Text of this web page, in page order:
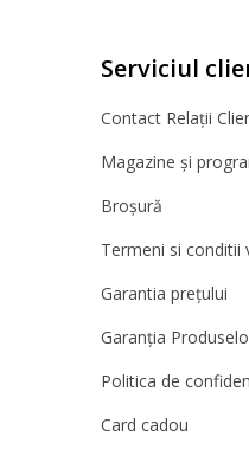
Serviciul
Contact Relații
Magazine și
Broșură
Termeni si conditii
Garantia prețului
Garanția
Politica de
Card cadou